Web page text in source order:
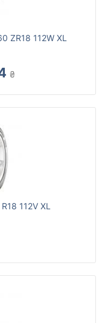
ZR18 112W XL
₴
112V XL